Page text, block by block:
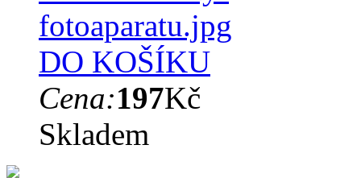
DO KOŠÍKU
Cena:197Kč
Skladem